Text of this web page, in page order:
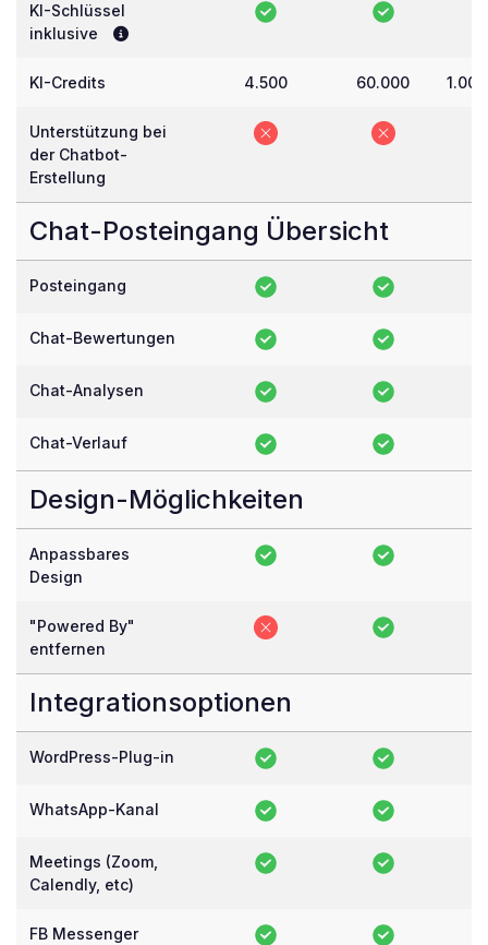
KI-Schlüssel
inklusive
KI-Credits 4.500 60.000
Unterstützung bei
der Chatbot-
Erstellung
Chat-Posteingang Übersicht
Posteingang
Chat-Bewertungen
Chat-Analysen
Chat-Verlauf
Design-Möglichkeiten
Anpassbares
Design
"Powered By"
entfernen
Integrationsoptionen
WordPress-Plug-in
WhatsApp-Kanal
Meetings (Zoom,
Calendly, etc)
FB Messenger